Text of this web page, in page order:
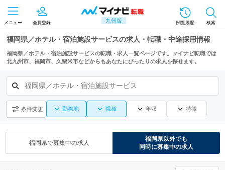
九州版
メニュー 会員登録 閲覧履歴 検索
福岡県／ホテル・宿泊施設サービスの求人・転職・中途採用情報
福岡県／ホテル・宿泊施設サービスの転職・求人一覧ページです。マイナビ転職では
北九州市、福岡市、久留米市などからもあなたにぴったりの求人を探せます。
福岡県／ホテル・宿泊施設サービス
条件変更 勤務地 職種 年収 特徴
福岡県で募集中の求人
福岡県以外でも
同時に募集中の求人